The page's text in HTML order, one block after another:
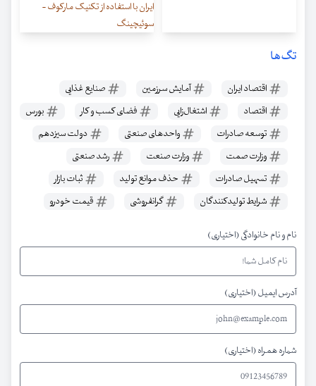
ایران با استفاده از تکنیک مارکوف -
سوئیچینگ
تگ‌ها
اقتصاد ایران آمایش سرزمین
صنایع غذایی
اقتصاد
اشتغال‌زایی فضای کسب و کار
بورس
توسعه صادرات
واحدهای صنعتی
دولت سیزدهم
وزارت صمت
وزارت صنعت
رشد صنعتی
تسهیل صادرات
حذف موانع تولید
ثبات بازار
شرایط تولیدکنندگان
گرانفروشی قیمت خودرو
نام و نام خانوادگی (اختیاری)
آدرس ایمیل (اختیاری)
شماره همراه (اختیاری)